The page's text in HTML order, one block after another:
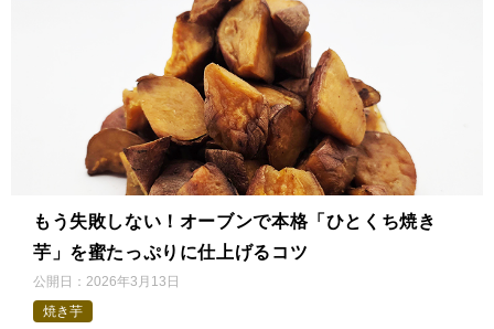
もう失敗しない！オーブンで本格「ひとくち焼き
芋」を蜜たっぷりに仕上げるコツ
公開日： 2026年3月13日
焼き芋